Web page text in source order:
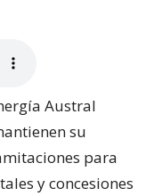
Austral
su
para
y concesiones